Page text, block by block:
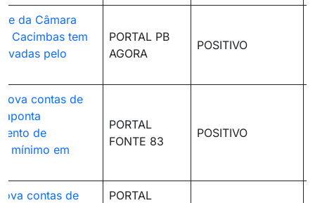
da Câmara
Cacimbas tem
pelo
PORTAL PB
AGORA
POSITIVO
contas de
aponta
de
mínimo em
PORTAL
FONTE 83
POSITIVO
contas de
PORTAL